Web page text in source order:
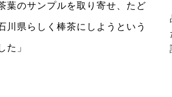
葉のサンプルを取り寄せ、たど
川県らしく棒茶にしようという
た」